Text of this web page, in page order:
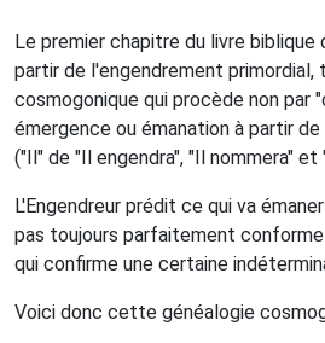
Le premier chapitre du livre biblique
partir de l'engendrement primordial,
cosmogonique qui procède non par
émergence ou émanation à partir de
("Il" de "Il engendra", "Il nommera" et
L'Engendreur prédit ce qui va
pas toujours parfaitement
qui confirme une certaine
Voici donc cette généalogie